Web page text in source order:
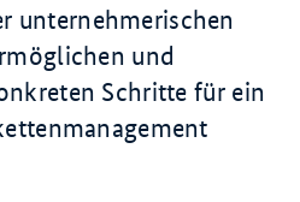
unternehmerischen
und
Schritte für ein